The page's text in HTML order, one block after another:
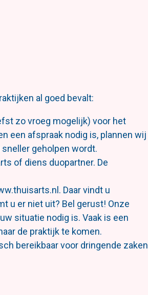
al goed bevalt:
zo vroeg mogelijk) voor het
een afspraak nodig is, plannen wij
geholpen wordt.
of diens duopartner. De
Daar vindt u
u er niet uit? Bel gerust! Onze
situatie nodig is. Vaak is een
de praktijk te komen.
bereikbaar voor dringende zaken